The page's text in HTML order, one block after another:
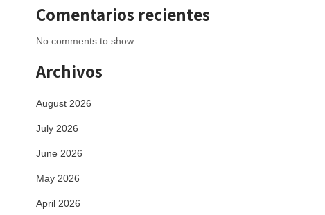
Comentarios recientes
No comments to show.
Archivos
August 2026
July 2026
June 2026
May 2026
April 2026